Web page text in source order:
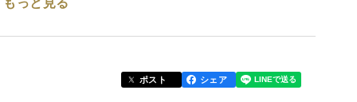
クセが無いのでどんな食材とも合いますよ。
もっと見る
ポスト シェア